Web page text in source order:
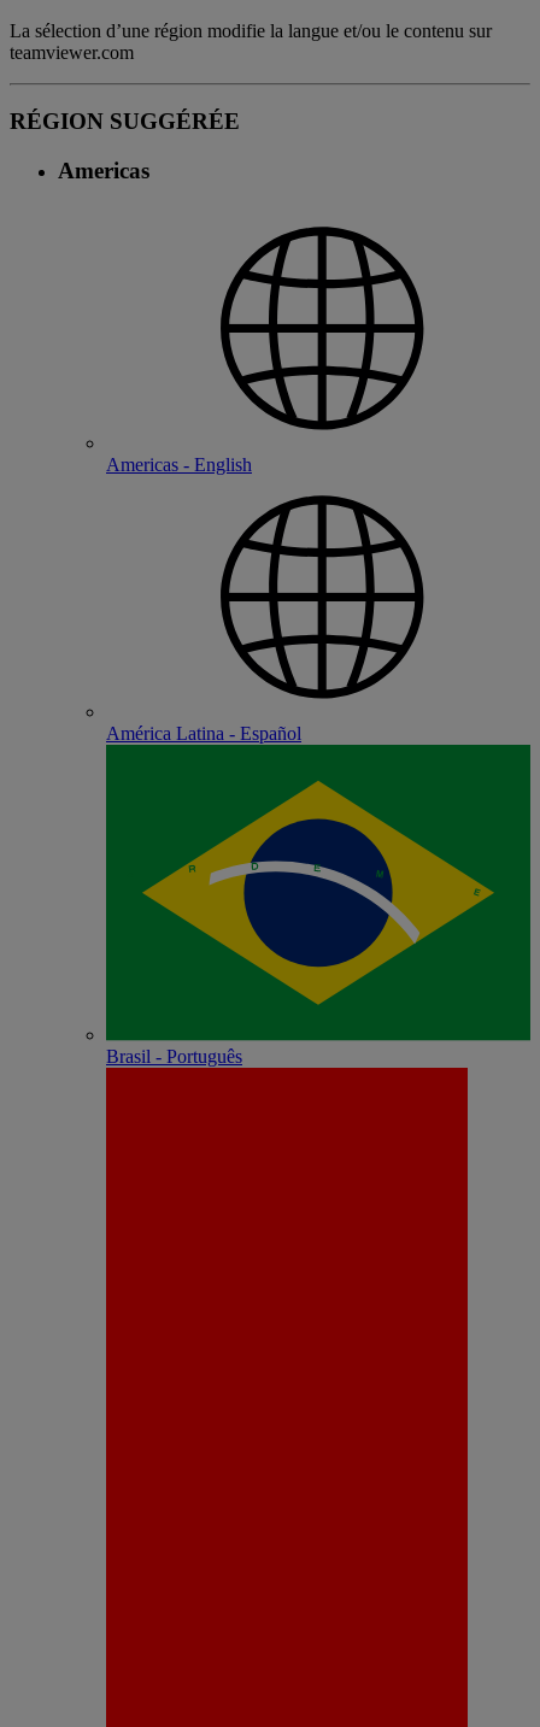
La sélection d’une région modifie la langue et/ou le contenu sur
teamviewer.com
RÉGION SUGGÉRÉE
Americas
Americas - English
América Latina - Español
Brasil - Português